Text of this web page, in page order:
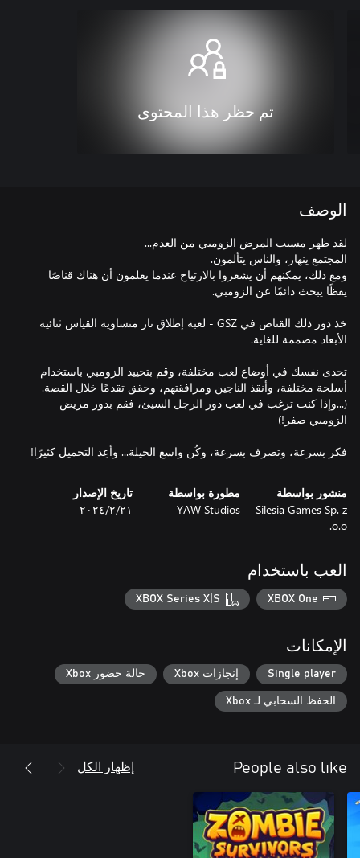
تم حظر هذا المحتوى
الوصف
ومع ذلك، يمكنهم أن يشعروا بالارتياح عندما يعلمون أن هناك قناصًا
خذ دور ذلك القناص في GSZ - لعبة إطلاق نار متساوية القياس ثنائية
تحدى نفسك في أوضاع لعب مختلفة، وقم بتحييد الزومبي باستخدام
(...وإذا كنت ترغب في لعب دور الرجل السيئ، فقم بدور مريض
فكر بسرعة، وتصرف بسرعة، وكُن واسع الحيلة... وأعِد التحميل كثيرًا!
منشور بواسطة
Silesia Games Sp. z
o.o.
مطورة بواسطة
YAW Studios
تاريخ الإصدار
٢١‏/٢‏/٢٠٢٤
العب باستخدام
XBOX One
XBOX Series X|S
الإمكانات
Single player إنجازات Xbox حالة حضور Xbox
الحفظ السحابي لـ Xbox
People also like إظهار الكل